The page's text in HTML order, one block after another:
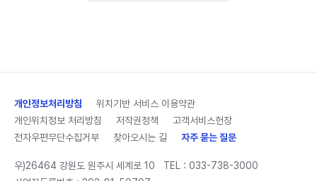
개인정보처리방침
위치기반 서비스 이용약관
개인위치정보 처리방침
저작권정책
고객서비스헌장
전자우편무단수집거부
찾아오시는 길 자주 묻는 질문
우)26464 강원도 원주시 세계로 10 TEL : 033-738-3000